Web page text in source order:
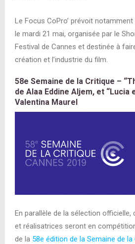
Le Focus CoPro’ prévoit
le mardi 21 mai, organisée par le
Festival de Cannes et destinée à
création et l’industrie du film.
58e Semaine de la Critique –
de Alaa Eddine Aljem, et “Lucia
Valentina Maurel
En parallèle de la sélection officielle,
et réalisatrices seront en
de la 58e édition de la Semaine de la